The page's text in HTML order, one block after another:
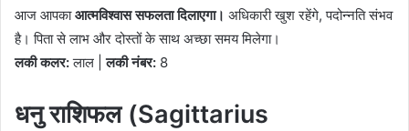
आज आपकाआत्मविश्वास सफलता दिलाएगा। अधिकारी खुश रहेंगे, पदोन्नति संभव
है। पिता से लाभ और दोस्तों के साथ अच्छा समय मिलेगा।
लकी कलर:लाल |लकी नंबर: 8
धनु राशिफल (Sagittarius